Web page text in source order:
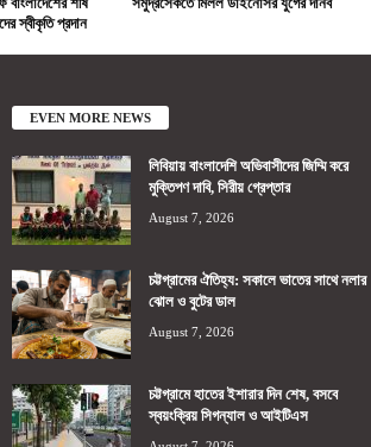
স্বীকৃতি প্রদান
EVEN MORE NEWS
লিবিয়ায় বাংলাদেশি অভিবাসীদের জিম্মি করে
মুক্তিপণ দাবি, সিরীয় গ্রেপ্তার
August 7, 2026
চট্টগ্রামের ঐতিহ্য: সকালে ভাতের সাথে নলার
ঝোল ও বুটের ডাল
August 7, 2026
চট্টগ্রামে হাতের ইশারার দিন শেষ, বসবে
স্বয়ংক্রিয় সিগন্যাল ও আইটিএস